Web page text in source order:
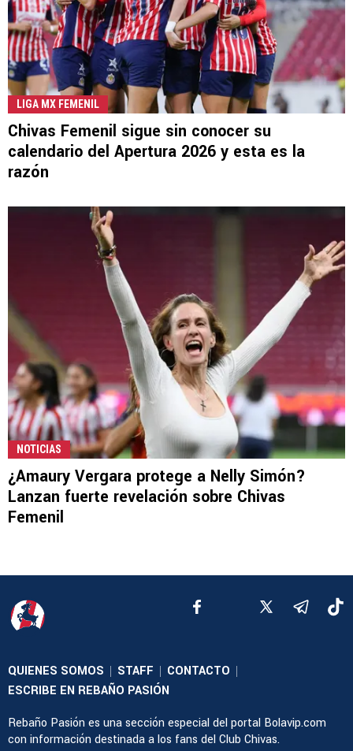
LIGA MX FEMENIL
Chivas Femenil sigue sin conocer su
calendario del Apertura 2026 y esta es la
razón
NOTICIAS
¿Amaury Vergara protege a Nelly Simón?
Lanzan fuerte revelación sobre Chivas
Femenil
QUIENES SOMOS STAFF CONTACTO
ESCRIBE EN REBAÑO PASIÓN
Rebaño Pasión es una sección especial del portal Bolavip.com
con información destinada a los fans del Club Chivas.